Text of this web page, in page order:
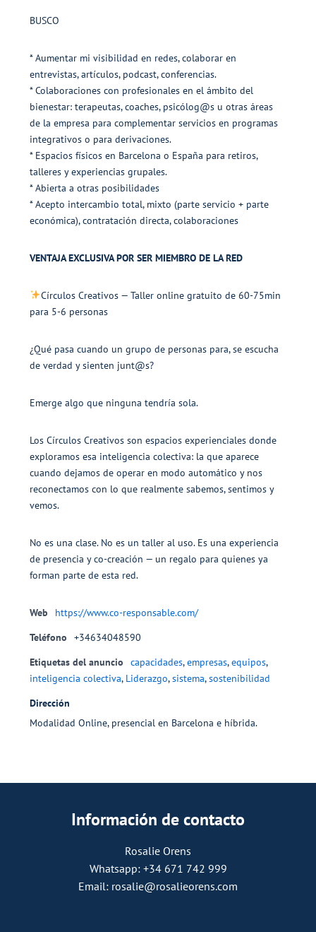
BUSCO
* Aumentar mi visibilidad en redes, colaborar en
entrevistas, artículos, podcast, conferencias.
* Colaboraciones con profesionales en el ámbito del
bienestar: terapeutas, coaches, psicólog@s u otras áreas
de la empresa para complementar servicios en programas
integrativos o para derivaciones.
* Espacios físicos en Barcelona o España para retiros,
talleres y experiencias grupales.
* Abierta a otras posibilidades
* Acepto intercambio total, mixto (parte servicio + parte
económica), contratación directa, colaboraciones
VENTAJA EXCLUSIVA POR SER MIEMBRO DE LA RED
Círculos Creativos — Taller online gratuito de 60-75min
para 5-6 personas
¿Qué pasa cuando un grupo de personas para, se escucha
de verdad y sienten junt@s?
Emerge algo que ninguna tendría sola.
Los Círculos Creativos son espacios experienciales donde
exploramos esa inteligencia colectiva: la que aparece
cuando dejamos de operar en modo automático y nos
reconectamos con lo que realmente sabemos, sentimos y
vemos.
No es una clase. No es un taller al uso. Es una experiencia
de presencia y co-creación — un regalo para quienes ya
forman parte de esta red.
Web
https://www.co-responsable.com/
Teléfono +34634048590
Etiquetas del anuncio capacidades,empresas,equipos,
inteligencia colectiva, Liderazgo,sistema,sostenibilidad
Dirección
Modalidad Online, presencial en Barcelona e híbrida.
Información de contacto
Rosalie Orens
Whatsapp: +34 671 742 999
Email: rosalie@rosalieorens.com